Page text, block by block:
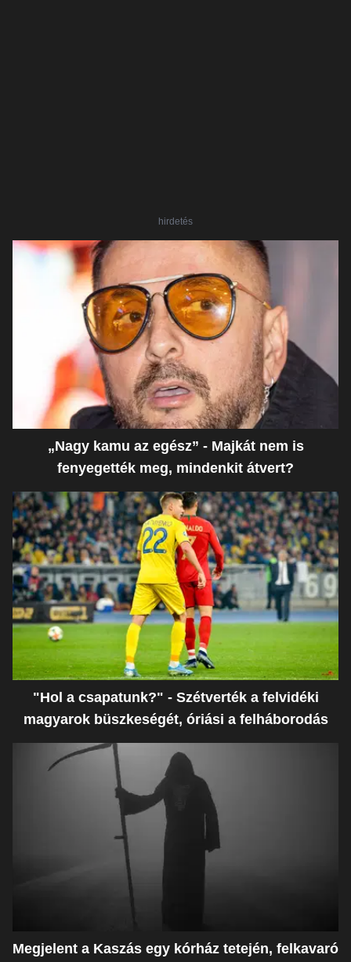
hirdetés
„Nagy kamu az egész” - Majkát nem is
fenyegették meg, mindenkit átvert?
"Hol a csapatunk?" - Szétverték a felvidéki
magyarok büszkeségét, óriási a felháborodás
Megjelent a Kaszás egy kórház tetején, felkavaró